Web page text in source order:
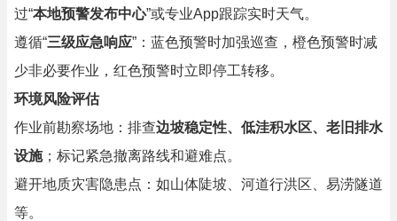
过“本地预警发布中心”或专业App跟踪实时天气。
遵循“三级应急响应”：蓝色预警时加强巡查，橙色预警时减
少非必要作业，红色预警时立即停工转移。
环境风险评估
作业前勘察场地：排查边坡稳定性、低洼积水区、老旧排水
设施；标记紧急撤离路线和避难点。
避开地质灾害隐患点：如山体陡坡、河道行洪区、易涝隧道
等。